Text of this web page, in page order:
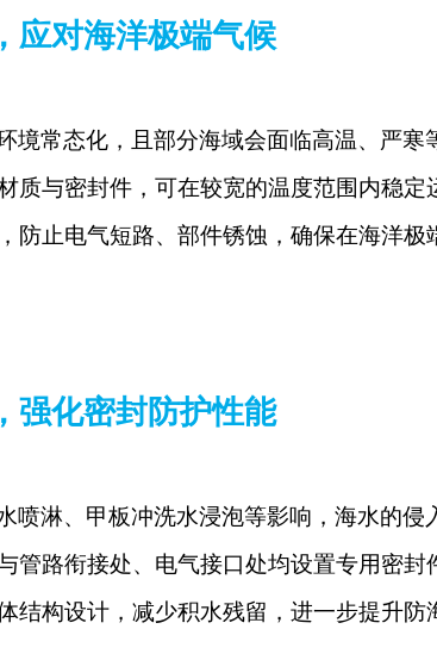
应对海洋极端气候
境常态化，且部分海域会面临高温、严
质与密封件，可在较宽的温度范围内稳
防止电气短路、部件锈蚀，确保在海洋
强化密封防护性能
喷淋、甲板冲洗水浸泡等影响，海水的
管路衔接处、电气接口处均设置专用密
结构设计，减少积水残留，进一步提升防